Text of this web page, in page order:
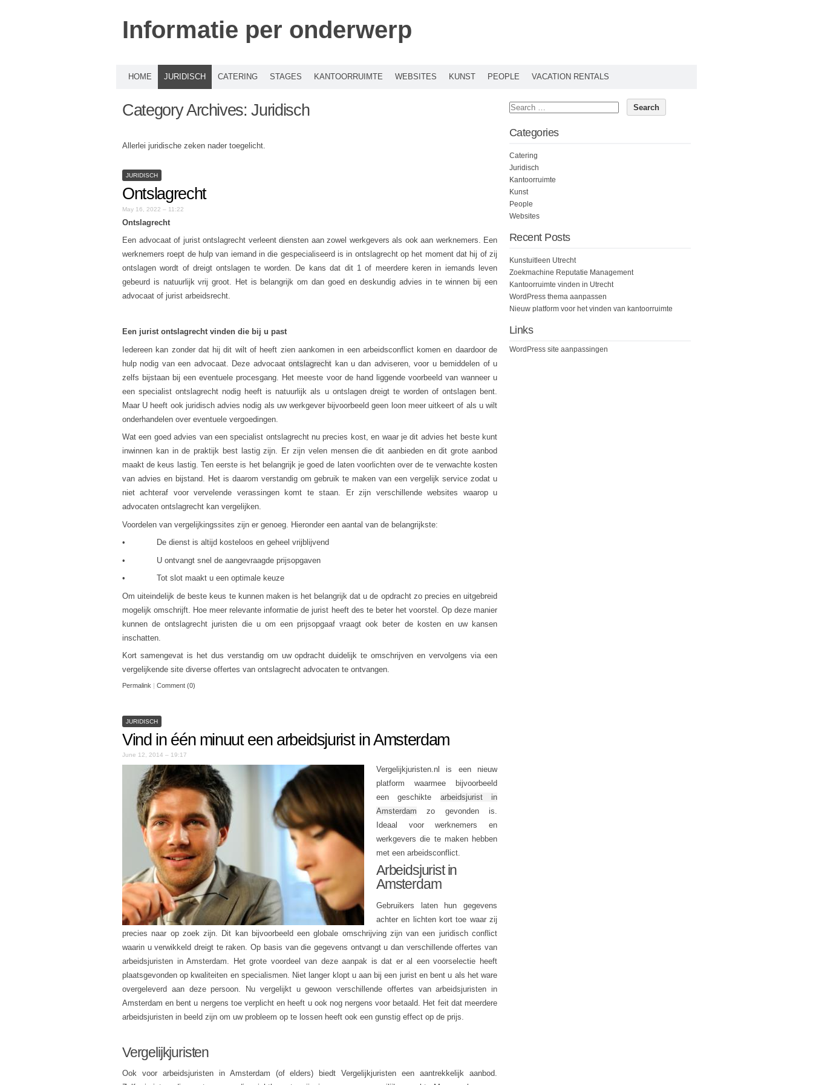
Informatie per onderwerp
HOME JURIDISCH CATERING STAGES KANTOORRUIMTE WEBSITES KUNST PEOPLE VACATION RENTALS
Category Archives:Juridisch
Allerlei juridische zeken nader toegelicht.
JURIDISCH
Ontslagrecht
May 16, 2022 – 11:22
Ontslagrecht
Een advocaat of jurist ontslagrecht verleent diensten aan zowel werkgevers als ook aan werknemers. Een
werknemers roept de hulp van iemand in die gespecialiseerd is in ontslagrecht op het moment dat hij of zij
ontslagen wordt of dreigt ontslagen te worden. De kans dat dit 1 of meerdere keren in iemands leven
gebeurd is natuurlijk vrij groot. Het is belangrijk om dan goed en deskundig advies in te winnen bij een
advocaat of jurist arbeidsrecht.
Een jurist ontslagrecht vinden die bij u past
Iedereen kan zonder dat hij dit wilt of heeft zien aankomen in een arbeidsconflict komen en daardoor de
hulp nodig van een advocaat. Deze advocaatontslagrecht kan u dan adviseren, voor u bemiddelen of u
zelfs bijstaan bij een eventuele procesgang. Het meeste voor de hand liggende voorbeeld van wanneer u
een specialist ontslagrecht nodig heeft is natuurlijk als u ontslagen dreigt te worden of ontslagen bent.
Maar U heeft ook juridisch advies nodig als uw werkgever bijvoorbeeld geen loon meer uitkeert of als u wilt
onderhandelen over eventuele vergoedingen.
Wat een goed advies van een specialist ontslagrecht nu precies kost, en waar je dit advies het beste kunt
inwinnen kan in de praktijk best lastig zijn. Er zijn velen mensen die dit aanbieden en dit grote aanbod
maakt de keus lastig. Ten eerste is het belangrijk je goed de laten voorlichten over de te verwachte kosten
van advies en bijstand. Het is daarom verstandig om gebruik te maken van een vergelijk service zodat u
niet achteraf voor vervelende verassingen komt te staan. Er zijn verschillende websites waarop u
advocaten ontslagrecht kan vergelijken.
Voordelen van vergelijkingssites zijn er genoeg. Hieronder een aantal van de belangrijkste:
• De dienst is altijd kosteloos en geheel vrijblijvend
• U ontvangt snel de aangevraagde prijsopgaven
• Tot slot maakt u een optimale keuze
Om uiteindelijk de beste keus te kunnen maken is het belangrijk dat u de opdracht zo precies en uitgebreid
mogelijk omschrijft. Hoe meer relevante informatie de jurist heeft des te beter het voorstel. Op deze manier
kunnen de ontslagrecht juristen die u om een prijsopgaaf vraagt ook beter de kosten en uw kansen
inschatten.
Kort samengevat is het dus verstandig om uw opdracht duidelijk te omschrijven en vervolgens via een
vergelijkende site diverse offertes van ontslagrecht advocaten te ontvangen.
Permalink | Comment (0)
JURIDISCH
Vind in één minuut een arbeidsjurist in Amsterdam
June 12, 2014 – 19:17
Vergelijkjuristen.nl is een nieuw
platform waarmee bijvoorbeeld
een geschikte arbeidsjurist in
Amsterdam zo gevonden is.
Ideaal voor werknemers en
werkgevers die te maken hebben
met een arbeidsconflict.
Arbeidsjurist in
Amsterdam
Gebruikers laten hun gegevens
achter en lichten kort toe waar zij
precies naar op zoek zijn. Dit kan bijvoorbeeld een globale omschrijving zijn van een juridisch conflict
waarin u verwikkeld dreigt te raken. Op basis van die gegevens ontvangt u dan verschillende offertes van
arbeidsjuristen in Amsterdam. Het grote voordeel van deze aanpak is dat er al een voorselectie heeft
plaatsgevonden op kwaliteiten en specialismen. Niet langer klopt u aan bij een jurist en bent u als het ware
overgeleverd aan deze persoon. Nu vergelijkt u gewoon verschillende offertes van arbeidsjuristen in
Amsterdam en bent u nergens toe verplicht en heeft u ook nog nergens voor betaald. Het feit dat meerdere
arbeidsjuristen in beeld zijn om uw probleem op te lossen heeft ook een gunstig effect op de prijs.
Vergelijkjuristen
Ook voor arbeidsjuristen in Amsterdam (of elders) biedt Vergelijkjuristen een aantrekkelijk aanbod.
Categories
Catering
Juridisch
Kantoorruimte
Kunst
People
Websites
Recent Posts
Kunstuitleen Utrecht
Zoekmachine Reputatie Management
Kantoorruimte vinden in Utrecht
WordPress thema aanpassen
Nieuw platform voor het vinden van kantoorruimte
Links
WordPress site aanpassingen